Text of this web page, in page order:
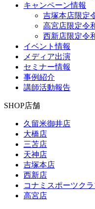
キャンペーン情報
吉塚本店限定
高宮店限定令
西新店限定令
イベント情報
メディア出演
セミナー情報
事例紹介
講師活動報告
SHOP店舗
久留米御井店
大橋店
三苫店
天神店
吉塚本店
西新店
コナミスポーツク
高宮店